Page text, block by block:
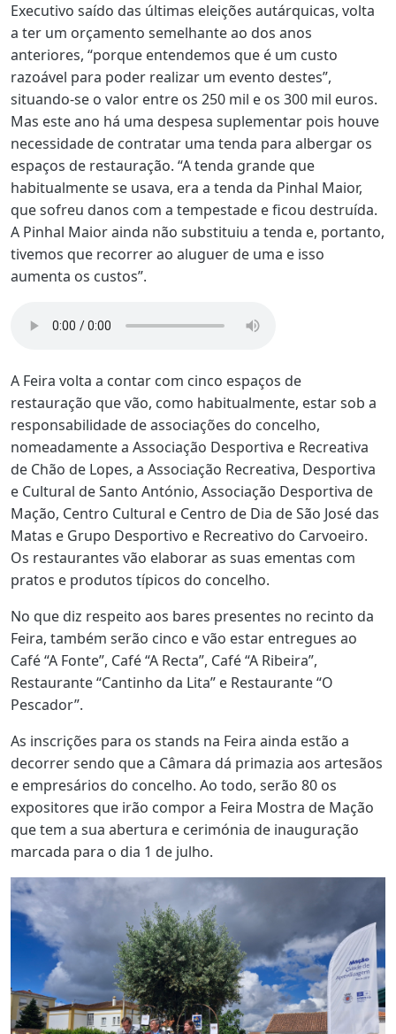
Executivo saído das últimas eleições autárquicas, volta
a ter um orçamento semelhante ao dos anos
anteriores, “porque entendemos que é um custo
razoável para poder realizar um evento destes”,
situando-se o valor entre os 250 mil e os 300 mil euros.
Mas este ano há uma despesa suplementar pois houve
necessidade de contratar uma tenda para albergar os
espaços de restauração. “A tenda grande que
habitualmente se usava, era a tenda da Pinhal Maior,
que sofreu danos com a tempestade e ficou destruída.
A Pinhal Maior ainda não substituiu a tenda e, portanto,
tivemos que recorrer ao aluguer de uma e isso
aumenta os custos”.
A Feira volta a contar com cinco espaços de
restauração que vão, como habitualmente, estar sob a
responsabilidade de associações do concelho,
nomeadamente a Associação Desportiva e Recreativa
de Chão de Lopes, a Associação Recreativa, Desportiva
e Cultural de Santo António, Associação Desportiva de
Mação, Centro Cultural e Centro de Dia de São José das
Matas e Grupo Desportivo e Recreativo do Carvoeiro.
Os restaurantes vão elaborar as suas ementas com
pratos e produtos típicos do concelho.
No que diz respeito aos bares presentes no recinto da
Feira, também serão cinco e vão estar entregues ao
Café “A Fonte”, Café “A Recta”, Café “A Ribeira”,
Restaurante “Cantinho da Lita” e Restaurante “O
Pescador”.
As inscrições para os stands na Feira ainda estão a
decorrer sendo que a Câmara dá primazia aos artesãos
e empresários do concelho. Ao todo, serão 80 os
expositores que irão compor a Feira Mostra de Mação
que tem a sua abertura e cerimónia de inauguração
marcada para o dia 1 de julho.